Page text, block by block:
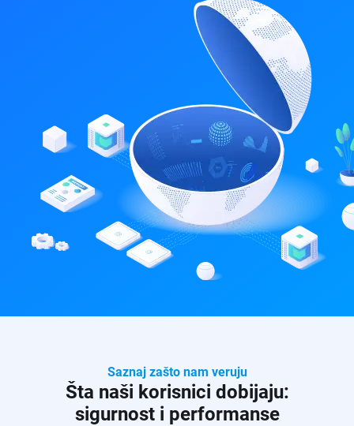
Saznaj zašto nam veruju
Šta naši korisnici dobijaju:
sigurnost i performanse